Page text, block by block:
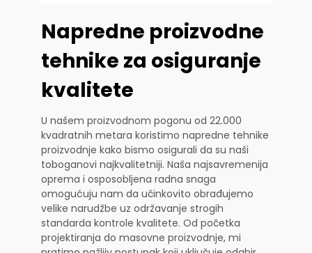
Napredne proizvodne
tehnike za osiguranje
kvalitete
U našem proizvodnom pogonu od 22.000
kvadratnih metara koristimo napredne tehnike
proizvodnje kako bismo osigurali da su naši
toboganovi najkvalitetniji. Naša najsavremenija
oprema i osposobljena radna snaga
omogućuju nam da učinkovito obrađujemo
velike narudžbe uz održavanje strogih
standarda kontrole kvalitete. Od početka
projektiranja do masovne proizvodnje, mi